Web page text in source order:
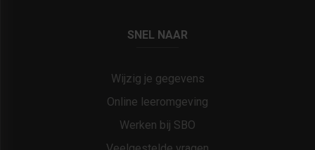
SNEL NAAR
Wijzig je gegevens
Online leeromgeving
Werken bij SBO